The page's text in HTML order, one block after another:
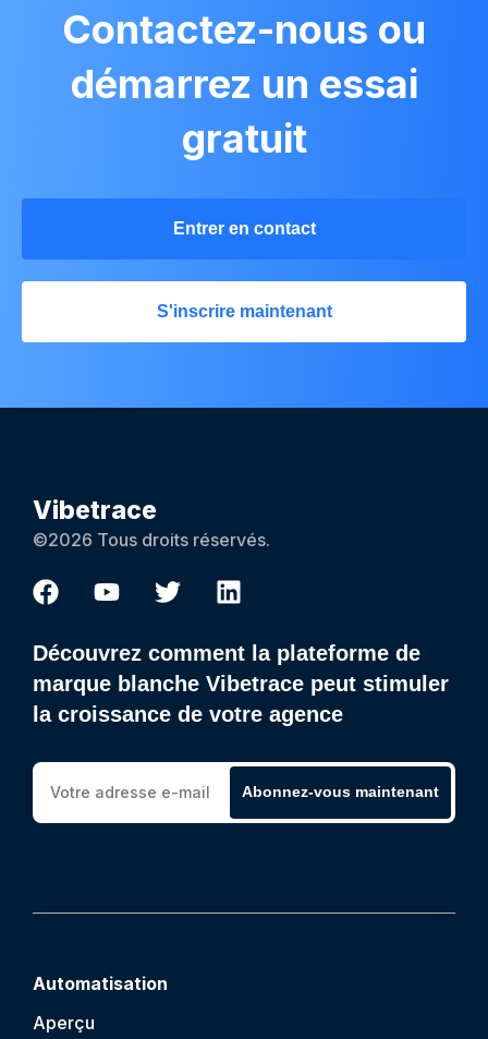
Contactez-nous ou
démarrez un essai
gratuit
Entrer en contact
S'inscrire maintenant
Vibetrace
©2026 Tous droits réservés.
Découvrez comment la plateforme de
marque blanche Vibetrace peut stimuler
la croissance de votre agence
Abonnez-vous maintenant
Automatisation
Aperçu